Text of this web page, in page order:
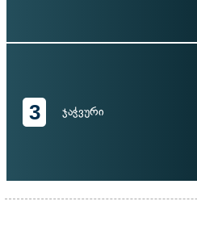
3 ჯაჭვური